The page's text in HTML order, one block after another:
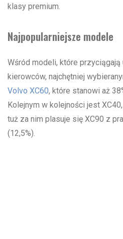
klasy premium.
Najpopularniejsze modele
Wśród modeli, które przyciągają
kierowców, najchętniej
Volvo XC60, które stanowi aż
Kolejnym w kolejności jest
tuż za nim plasuje się XC90 z
(12,5%).